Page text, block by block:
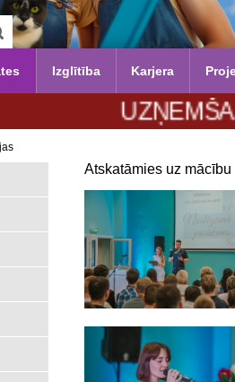
Izglītība Karjera
UZŅEMŠANA
Atskatāmies uz